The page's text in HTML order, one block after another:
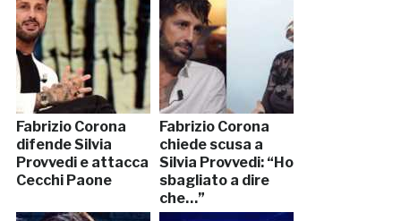
Fabrizio Corona
difende Silvia
Provvedi e attacca
Cecchi Paone
Fabrizio Corona
chiede scusa a
Silvia Provvedi: “Ho
sbagliato a dire
che…”